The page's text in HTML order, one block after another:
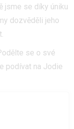
jsme se díky úniku
dozvěděli jeho
se o své
podívat na Jodie